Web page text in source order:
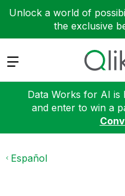
Unlock a world of
the exclusive
Expand
Data Works for AI is
and enter to win a
Español